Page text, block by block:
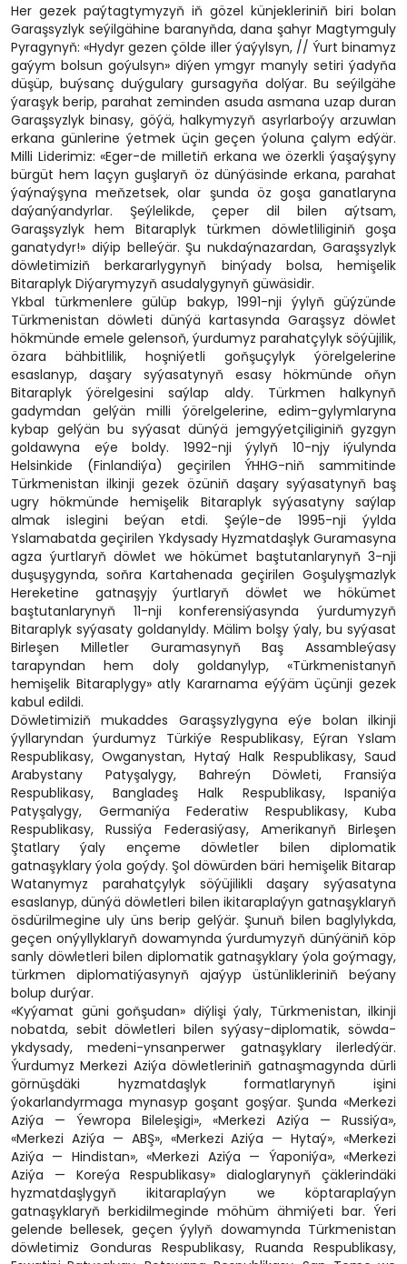
Her gezek paýtagtymyzyň iň gözel künjekleriniň biri bolan
Garaşsyzlyk seýilgähine baranyňda, dana şahyr Magtymguly
Pyragynyň: «Hydyr gezen çölde iller ýaýylsyn, // Ýurt binamyz
gaýym bolsun goýulsyn» diýen ymgyr manyly setiri ýadyňa
düşüp, buýsanç duýgulary gursagyňa dolýar. Bu seýilgähe
ýaraşyk berip, parahat zeminden asuda asmana uzap duran
Garaşsyzlyk binasy, göýä, halkymyzyň asyrlarboýy arzuwlan
erkana günlerine ýetmek üçin geçen ýoluna çalym edýär.
Milli Liderimiz: «Eger-de milletiň erkana we özerkli ýaşaýşyny
bürgüt hem laçyn guşlaryň öz dünýäsinde erkana, parahat
ýaýnaýşyna meňzetsek, olar şunda öz goşa ganatlaryna
daýanýandyrlar. Şeýlelikde, çeper dil bilen aýtsam,
Garaşsyzlyk hem Bitaraplyk türkmen döwletliliginiň goşa
ganatydyr!» diýip belleýär. Şu nukdaýnazardan, Garaşsyzlyk
döwletimiziň berkararlygynyň binýady bolsa, hemişelik
Bitaraplyk Diýarymyzyň asudalygynyň güwäsidir.
Ykbal türkmenlere gülüp bakyp, 1991-nji ýylyň güýzünde
Türkmenistan döwleti dünýä kartasynda Garaşsyz döwlet
hökmünde emele gelensoň, ýurdumyz parahatçylyk söýüjilik,
özara bähbitlilik, hoşniýetli goňşuçylyk ýörelgelerine
esaslanyp, daşary syýasatynyň esasy hökmünde oňyn
Bitaraplyk ýörelgesini saýlap aldy. Türkmen halkynyň
gadymdan gelýän milli ýörelgelerine, edim-gylymlaryna
kybap gelýän bu syýasat dünýä jemgyýetçiliginiň gyzgyn
goldawyna eýe boldy. 1992-nji ýylyň 10-njy iýulynda
Helsinkide (Finlandiýa) geçirilen ÝHHG-niň sammitinde
Türkmenistan ilkinji gezek özüniň daşary syýasatynyň baş
ugry hökmünde hemişelik Bitaraplyk syýasatyny saýlap
almak islegini beýan etdi. Şeýle-de 1995-nji ýylda
Yslamabatda geçirilen Ykdysady Hyzmatdaşlyk Guramasyna
agza ýurtlaryň döwlet we hökümet baştutanlarynyň 3-nji
duşuşygynda, soňra Kartahenada geçirilen Goşulyşmazlyk
Hereketine gatnaşyjy ýurtlaryň döwlet we hökümet
baştutanlarynyň 11-nji konferensiýasynda ýurdumyzyň
Bitaraplyk syýasaty goldanyldy. Mälim bolşy ýaly, bu syýasat
Birleşen Milletler Guramasynyň Baş Assambleýasy
tarapyndan hem doly goldanylyp, «Türkmenistanyň
hemişelik Bitaraplygy» atly Kararnama eýýäm üçünji gezek
kabul edildi.
Döwletimiziň mukaddes Garaşsyzlygyna eýe bolan ilkinji
ýyllaryndan ýurdumyz Türkiýe Respublikasy, Eýran Yslam
Respublikasy, Owganystan, Hytaý Halk Respublikasy, Saud
Arabystany Patyşalygy, Bahreýn Döwleti, Fransiýa
Respublikasy, Bangladeş Halk Respublikasy, Ispaniýa
Patyşalygy, Germaniýa Federatiw Respublikasy, Kuba
Respublikasy, Russiýa Federasiýasy, Amerikanyň Birleşen
Ştatlary ýaly ençeme döwletler bilen diplomatik
gatnaşyklary ýola goýdy. Şol döwürden bäri hemişelik Bitarap
Watanymyz parahatçylyk söýüjilikli daşary syýasatyna
esaslanyp, dünýä döwletleri bilen ikitaraplaýyn gatnaşyklaryň
ösdürilmegine uly üns berip gelýär. Şunuň bilen baglylykda,
geçen onýyllyklaryň dowamynda ýurdumyzyň dünýäniň köp
sanly döwletleri bilen diplomatik gatnaşyklary ýola goýmagy,
türkmen diplomatiýasynyň ajaýyp üstünlikleriniň beýany
bolup durýar.
«Kyýamat güni goňşudan» diýlişi ýaly, Türkmenistan, ilkinji
nobatda, sebit döwletleri bilen syýasy-diplomatik, söwda-
ykdysady, medeni-ynsanperwer gatnaşyklary ilerledýär.
Ýurdumyz Merkezi Aziýa döwletleriniň gatnaşmagynda dürli
görnüşdäki hyzmatdaşlyk formatlarynyň işini
ýokarlandyrmaga mynasyp goşant goşýar. Şunda «Merkezi
Aziýa — Ýewropa Bileleşigi», «Merkezi Aziýa — Russiýa»,
«Merkezi Aziýa — ABŞ», «Merkezi Aziýa — Hytaý», «Merkezi
Aziýa — Hindistan», «Merkezi Aziýa — Ýaponiýa», «Merkezi
Aziýa — Koreýa Respublikasy» dialoglarynyň çäklerindäki
hyzmatdaşlygyň ikitaraplaýyn we köptaraplaýyn
gatnaşyklaryň berkidilmeginde möhüm ähmiýeti bar. Ýeri
gelende bellesek, geçen ýylyň dowamynda Türkmenistan
döwletimiz Gonduras Respublikasy, Ruanda Respublikasy,